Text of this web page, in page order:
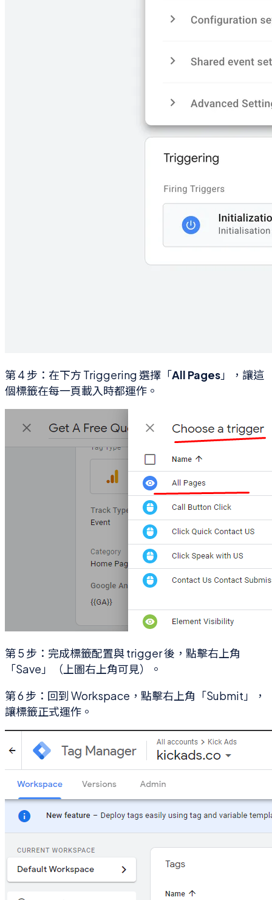
第 4 步：在下方 Triggering 選擇「All Pages 」，讓這
個標籤在每一頁載入時都運作。
第 5 步：完成標籤配置與 trigger 後，點擊右上角
「Save」（上圖右上角可見）。
第 6 步：回到 Workspace，點擊右上角「Submit」，
讓標籤正式運作。